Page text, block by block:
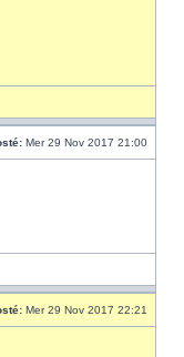
Mer 29 Nov 2017 21:00
Mer 29 Nov 2017 22:21